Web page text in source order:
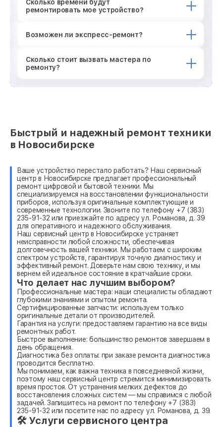
Сколько времени будут
ремонтировать мое устройство?
Возможен ли экспресс-ремонт?
Сколько стоит вызвать мастера по
ремонту?
Быстрый и надежный ремонт техники
в Новосибирске
Ваше устройство перестало работать? Наш сервисный
центр в Новосибирске предлагает профессиональный
ремонт цифровой и бытовой техники. Мы
специализируемся на восстановлении функциональности
приборов, используя оригинальные комплектующие и
современные технологии. Звоните по телефону +7 (383)
235-91-32 или приезжайте по адресу ул. Романова, д. 39
для оперативного и надежного обслуживания.
Наш сервисный центр в Новосибирске устраняет
неисправности любой сложности, обеспечивая
долговечность вашей техники. Мы работаем с широким
спектром устройств, гарантируя точную диагностику и
эффективный ремонт. Доверьте нам свою технику, и мы
вернем ей идеальное состояние в кратчайшие сроки.
Что делает нас лучшим выбором?
Профессиональные мастера: наши специалисты обладают
глубокими знаниями и опытом ремонта.
Сертифицированные запчасти: используем только
оригинальные детали от производителей.
Гарантия на услуги: предоставляем гарантию на все виды
ремонтных работ.
Быстрое выполнение: большинство ремонтов завершаем в
день обращения.
Диагностика без оплаты: при заказе ремонта диагностика
проводится бесплатно.
Мы понимаем, как важна техника в повседневной жизни,
поэтому наш сервисный центр стремится минимизировать
время простоя. От устранения мелких дефектов до
восстановления сложных систем — мы справимся с любой
задачей. Запишитесь на ремонт по телефону +7 (383)
235-91-32 или посетите нас по адресу ул. Романова, д. 39.
🛠 Услуги сервисного центра